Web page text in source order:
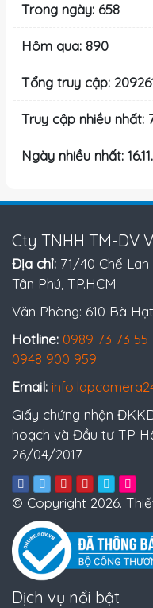
Trong ngày: 658
Hôm qua: 890
Tổng truy cập:
Truy cập nhiều nhất:
Ngày nhiều nhất:
Cty TNHH TM-DV
Địa chỉ: 71/40 Chế Lan
Tân Phú, TP.HCM
Văn Phòng: 610 Bà
Hotline: 0989 73 73 55
0948 900 959
Email:
Giấy chứng nhận
hoạch và Đầu tư TP
26/04/2017
© Copyright 2026.
Dịch vụ nổi bật